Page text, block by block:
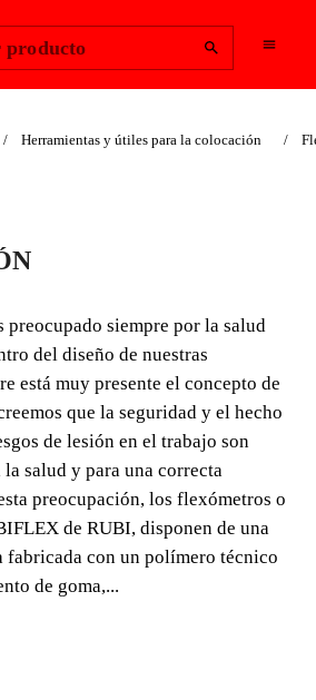
producto
Herramientas y útiles para la colocación
preocupado siempre por la salud del
diseño de nuestras herramientas
el concepto de ergonomía, ya
y el hecho de minimizar los
trabajo son fundamentales para la
ejecución.
preocupado siempre por la salud
del diseño de nuestras
está muy presente el concepto de
que la seguridad y el hecho
de lesión en el trabajo son
salud y para una correcta
preocupación, los flexómetros o
de RUBI, disponen de una
fabricada con un polímero técnico
de goma,...